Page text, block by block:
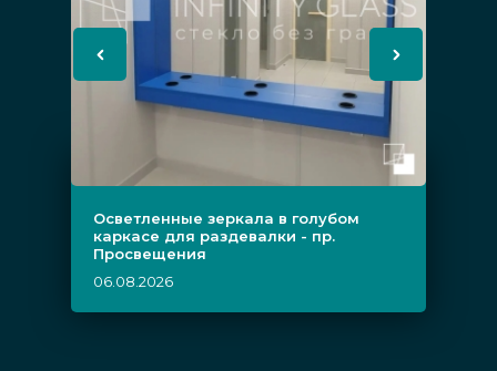
Осветленные зеркала в голубом
каркасе для раздевалки - пр.
Просвещения
06.08.2026